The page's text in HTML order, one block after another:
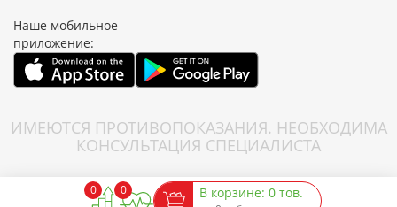
0 0 В корзине: 0 тов.
Наше мобильное
приложение:
ИМЕЮТСЯ ПРОТИВОПОКАЗАНИЯ. НЕОБХОДИМА
КОНСУЛЬТАЦИЯ СПЕЦИАЛИСТА